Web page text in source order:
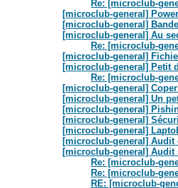
Re: [microclub-
[microclub-general]
[microclub-general]
[microclub-general] Au
Re: [microclub-
[microclub-general]
[microclub-general] Petit
Re: [microclub-
[microclub-general]
[microclub-general] Un
[microclub-general]
[microclub-general]
[microclub-general]
[microclub-general] Audit
[microclub-general] Audit
Re: [microclub-
Re: [microclub-
RE: [microclub-